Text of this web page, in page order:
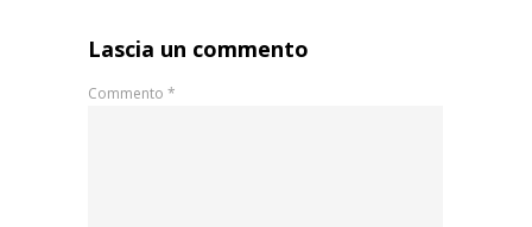
Lascia un commento
Commento *